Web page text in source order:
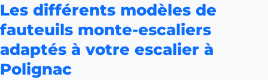
Les différents modèles de
fauteuils monte-escaliers
adaptés à votre escalier à
Polignac